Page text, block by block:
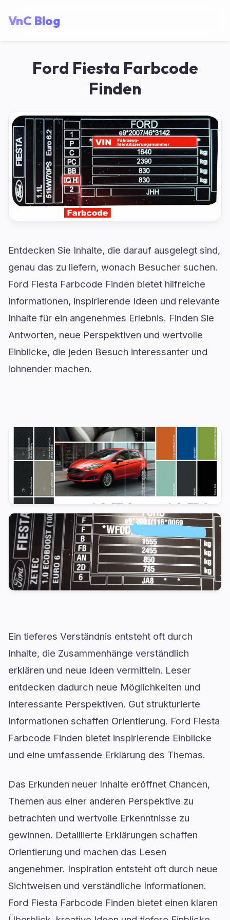
VnC Blog
Ford Fiesta Farbcode
Finden
Entdecken Sie Inhalte, die darauf ausgelegt sind,
genau das zu liefern, wonach Besucher suchen.
Ford Fiesta Farbcode Finden bietet hilfreiche
Informationen, inspirierende Ideen und relevante
Inhalte für ein angenehmes Erlebnis. Finden Sie
Antworten, neue Perspektiven und wertvolle
Einblicke, die jeden Besuch interessanter und
lohnender machen.
Ein tieferes Verständnis entsteht oft durch
Inhalte, die Zusammenhänge verständlich
erklären und neue Ideen vermitteln. Leser
entdecken dadurch neue Möglichkeiten und
interessante Perspektiven. Gut strukturierte
Informationen schaffen Orientierung. Ford Fiesta
Farbcode Finden bietet inspirierende Einblicke
und eine umfassende Erklärung des Themas.
Das Erkunden neuer Inhalte eröffnet Chancen,
Themen aus einer anderen Perspektive zu
betrachten und wertvolle Erkenntnisse zu
gewinnen. Detaillierte Erklärungen schaffen
Orientierung und machen das Lesen
angenehmer. Inspiration entsteht oft durch neue
Sichtweisen und verständliche Informationen.
Ford Fiesta Farbcode Finden bietet einen klaren